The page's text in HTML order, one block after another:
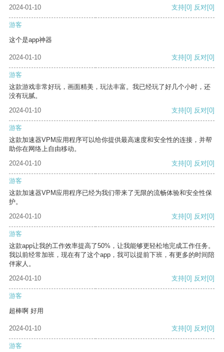
2024-01-10 支持[0] 反对[0]
游客
这个是app神器
2024-01-10 支持[0] 反对[0]
游客
这款游戏非常好玩，画面精美，玩法丰富。我已经玩了好几个小时，还
没有玩腻。
2024-01-10
支持[0] 反对[0]
游客
这款加速器VPM应用程序可以给你提供最高速度和安全性的连接，并帮
助你在网络上自由移动。
2024-01-10
支持[0] 反对[0]
游客
这款加速器VPM应用程序已经为我们带来了无限的流畅体验和安全性保
护。
2024-01-10
支持[0] 反对[0]
游客
这款app让我的工作效率提高了50%，让我能够更轻松地完成工作任务。
我以前经常加班，现在有了这个app，我可以提前下班，有更多的时间陪
伴家人。
2024-01-10
支持[0] 反对[0]
游客
超棒啊 好用
2024-01-10 支持[0] 反对[0]
游客